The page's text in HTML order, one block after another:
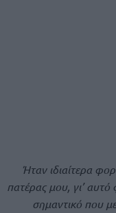
Ήταν ιδιαίτερα
πατέρας μου, γι’
σημαντικό που